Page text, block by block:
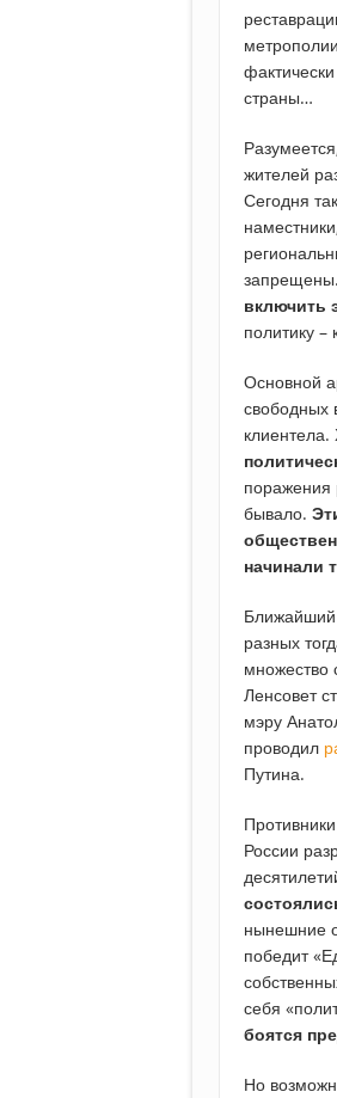
фактически
страны…
жителей
Сегодня
включить
политику –
Основной
свободных
клиентела.
поражения
бывало.
начинали
Ближайший
разных
множество
Ленсовет
мэру
проводил
Путина.
России
нынешние
победит
себя
боятся
Но